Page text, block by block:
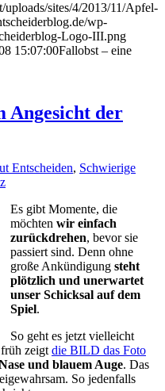
uploads/sites/4/2013/11/Apfel-
wp-
Logo-III.png
15:07:00Fallobst – eine
Angesicht der
Entscheiden, Schwierige
Es gibt Momente, die
möchten wir einfach
zurückdrehen, bevor sie
passiert sind. Denn ohne
große Ankündigung steht
plötzlich und unerwartet
unser Schicksal auf dem
Spiel.
So geht es jetzt vielleicht
zeigt die BILD das Foto
und blauem Auge. Das
So jedenfalls